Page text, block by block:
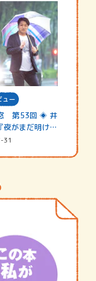
ュー
第53回 ◈ 井
夜がまだ明けな
31